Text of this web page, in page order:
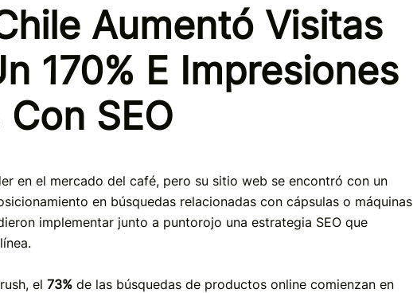
Aumentó Visitas
170% E Impresiones
Con SEO
en el mercado del café, pero su sitio web se encontró con un
en búsquedas relacionadas con cápsulas o máquinas
implementar junto a puntorojo una estrategia SEO que
el 73% de las búsquedas de productos online comienzan en